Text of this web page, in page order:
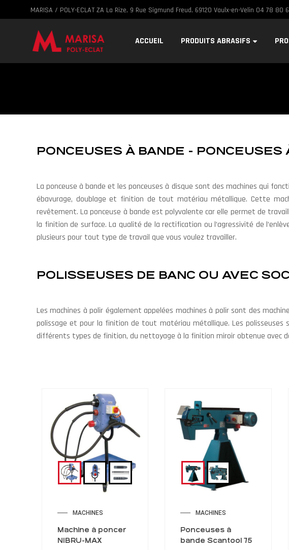
MARISA / POLY-ECLAT ZA La Rize, 9 Rue Sigmund Freud, 69120 Vaulx-en-Velin 04 78 80
ACCUEIL PRODUITS ABRASIFS
PONCEUSES À BANDE - PONCEUSES
La ponceuse à bande et les ponceuses à disque sont des machines qui
ébavurage, doublage et finition de tout matériau métallique. Cette
revêtement. La ponceuse à bande est polyvalente car elle permet de
la finition de surface. La qualité de la rectification ou l’agressivité de
plusieurs pour tout type de travail que vous voulez travailler.
POLISSEUSES DE BANC OU AVEC
Les machines à polir également appelées machines à polir sont des
polissage et pour la finition de tout matériau métallique. Les
différents types de finition, du nettoyage à la finition miroir obtenue avec
MACHINES
Machine à poncer
NIBRU-MAX
MACHINES
Ponceuses à
bande Scantool 75